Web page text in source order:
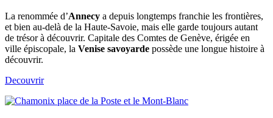
La renommée d’Annecy a depuis longtemps franchie les frontières,
et bien au-delà de la Haute-Savoie, mais elle garde toujours autant
de trésor à découvrir. Capitale des Comtes de Genève, érigée en
ville épiscopale, la Venise savoyarde possède une longue histoire à
découvrir.
Decouvrir